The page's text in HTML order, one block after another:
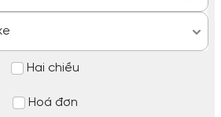
Hai chiều
Hoá đơn